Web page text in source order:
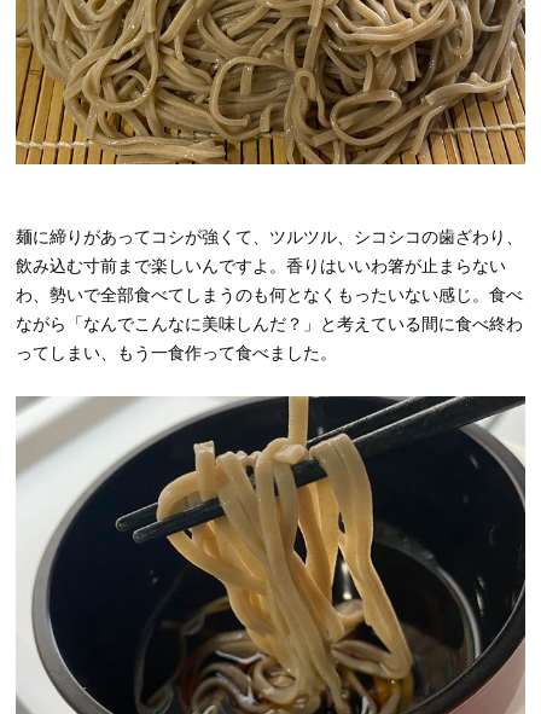
麺に締りがあってコシが強くて、ツルツル、シコシコの歯ざわり、
飲み込む寸前まで楽しいんですよ。香りはいいわ箸が止まらない
わ、勢いで全部食べてしまうのも何となくもったいない感じ。食べ
ながら「なんでこんなに美味しんだ？」と考えている間に食べ終わ
ってしまい、もう一食作って食べました。